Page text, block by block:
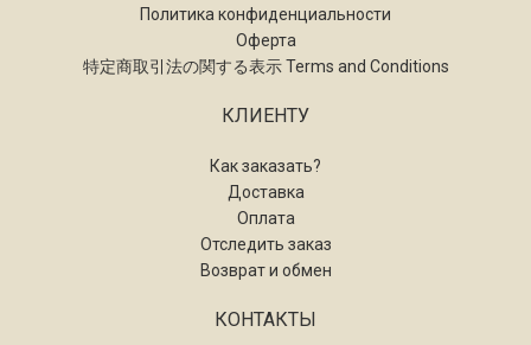
Политика конфиденциальности
Оферта
特定商取引法の関する表示 Terms and Conditions
КЛИЕНТУ
Как заказать?
Доставка
Оплата
Отследить заказ
Возврат и обмен
КОНТАКТЫ